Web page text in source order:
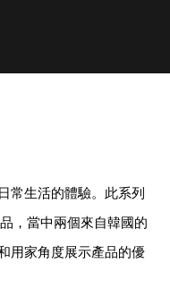
常生活的體驗。此系列
，當中兩個來自韓國的
用家角度展示產品的優